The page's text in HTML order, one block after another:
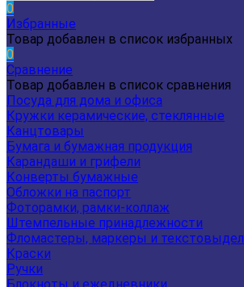
0
Избранные
Товар добавлен в список избранных
0
Сравнение
Товар добавлен в список сравнения
Посуда для дома и офиса
Кружки керамические, стеклянные
Канцтовары
Бумага и бумажная продукция
Карандаши и грифели
Конверты бумажные
Обложки на паспорт
Фоторамки, рамки-коллаж
Штемпельные принадлежности
Фломастеры, маркеры и
Краски
Ручки